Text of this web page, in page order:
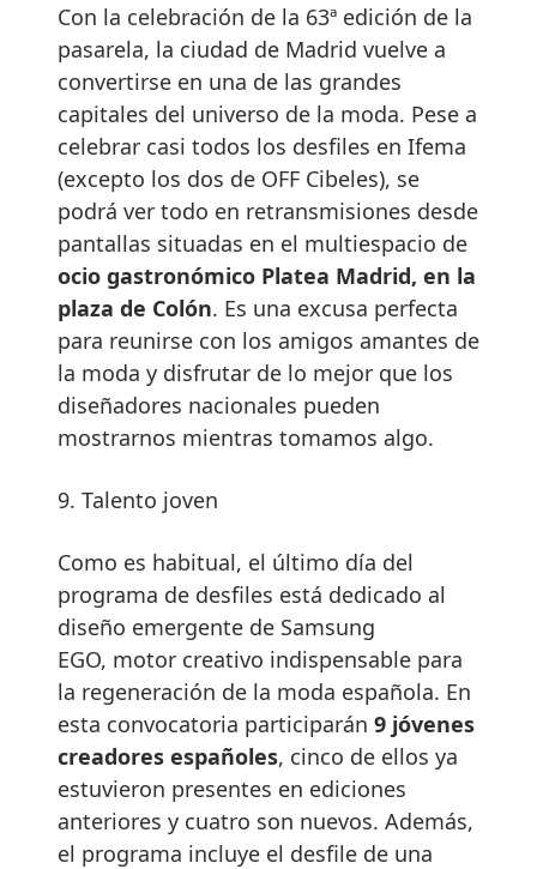
Con la celebración de la 63ª edición de la
pasarela, la ciudad de Madrid vuelve a
convertirse en una de las grandes
capitales del universo de la moda. Pese a
celebrar casi todos los desfiles en Ifema
(excepto los dos de OFF Cibeles), se
podrá ver todo en retransmisiones desde
pantallas situadas en el multiespacio de
ocio gastronómico Platea Madrid, en la
plaza de Colón. Es una excusa perfecta
para reunirse con los amigos amantes de
la moda y disfrutar de lo mejor que los
diseñadores nacionales pueden
mostrarnos mientras tomamos algo.
9. Talento joven
Como es habitual, el último día del
programa de desfiles está dedicado al
diseño emergente de Samsung
EGO, motor creativo indispensable para
la regeneración de la moda española. En
esta convocatoria participarán 9 jóvenes
creadores españoles, cinco de ellos ya
estuvieron presentes en ediciones
anteriores y cuatro son nuevos. Además,
el programa incluye el desfile de una